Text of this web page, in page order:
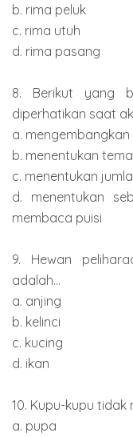
b. rima peluk
c. rima utuh
d. rima pasang
8. Berikut yang
diperhatikan saat
a.
b. menentukan
c. menentukan
d. menentukan
membaca puisi
9. Hewan
adalah...
a. anjing
b. kelinci
c. kucing
d. ikan
10. Kupu-kupu tidak
a. pupa